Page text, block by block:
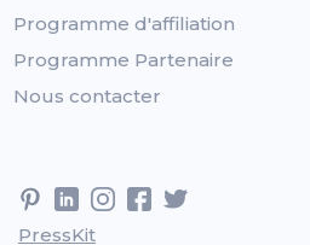
Programme d'affiliation
Programme Partenaire
Nous contacter
PressKit